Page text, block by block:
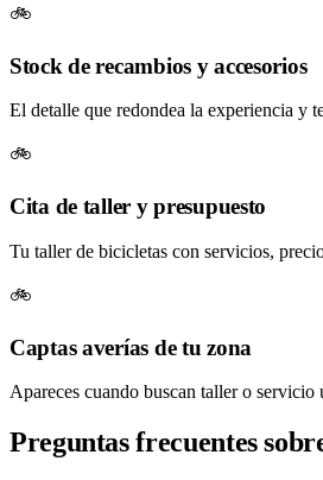
🚲
Stock de recambios y accesorios
El detalle que redondea la experiencia y
🚲
Cita de taller y presupuesto
Tu taller de bicicletas con servicios,
🚲
Captas averías de tu zona
Apareces cuando buscan taller o servicio
Preguntas frecuentes